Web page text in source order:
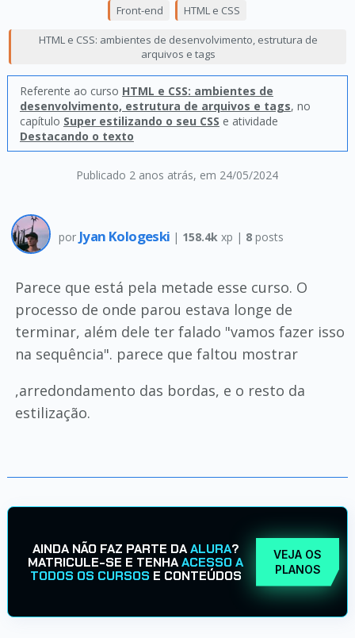
Publicado 2 anos atrás, em 24/05/2024
Front-end HTML e CSS
HTML e CSS: ambientes de desenvolvimento, estrutura de
arquivos e tags
Referente ao curso HTML e CSS: ambientes de
desenvolvimento, estrutura de arquivos e tags, no
capítulo Super estilizando o seu CSS e atividade
Destacando o texto
por Jyan Kologeski | 158.4k xp | 8posts
Parece que está pela metade esse curso. O
processo de onde parou estava longe de
terminar, além dele ter falado "vamos fazer isso
na sequência". parece que faltou mostrar
,arredondamento das bordas, e o resto da
estilização.
AINDA NÃO FAZ PARTE DAALURA?
MATRICULE-SE E TENHAACESSO A
TODOS OS CURSOS E CONTEÚDOS
VEJA OS
PLANOS